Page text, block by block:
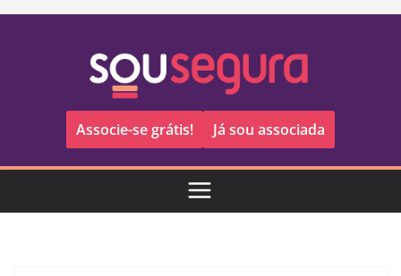
Pular
Associe-se grátis! Já sou associada